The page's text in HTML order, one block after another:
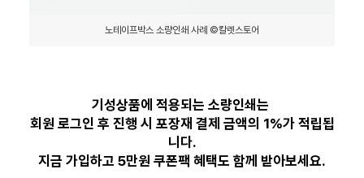
노테이프박스 소량인쇄 사례 ©칼렛스토어
기성상품에 적용되는 소량인쇄는
회원 로그인 후 진행 시 포장재 결제 금액의 1%가 적립됩
니다.
지금 가입하고 5만원 쿠폰팩 혜택도 함께 받아보세요.